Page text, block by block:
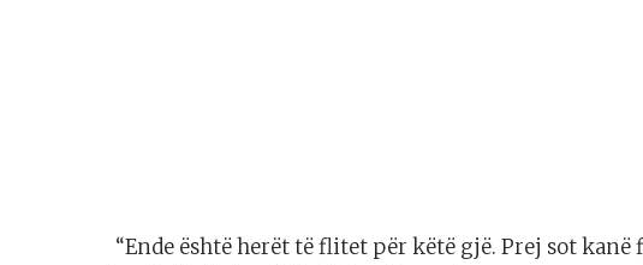
“Ende është herët të flitet për këtë gjë. Prej sot